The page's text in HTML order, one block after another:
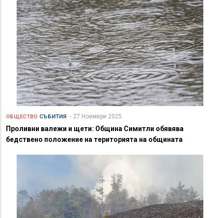
ОБЩЕСТВО СЪБИТИЯ 27 Ноември 2025
Проливни валежи и щети: Община Симитли обявява
бедствено положение на територията на общината